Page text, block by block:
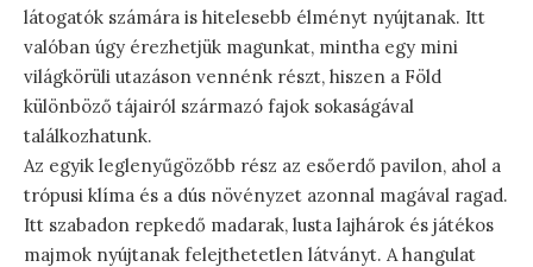
látogatók számára is hitelesebb élményt nyújtanak. Itt
valóban úgy érezhetjük magunkat, mintha egy mini
világkörüli utazáson vennénk részt, hiszen a Föld
különböző tájairól származó fajok sokaságával
találkozhatunk.
Az egyik leglenyűgözőbb rész az esőerdő pavilon, ahol a
trópusi klíma és a dús növényzet azonnal magával ragad.
Itt szabadon repkedő madarak, lusta lajhárok és játékos
majmok nyújtanak felejthetetlen látványt. A hangulat